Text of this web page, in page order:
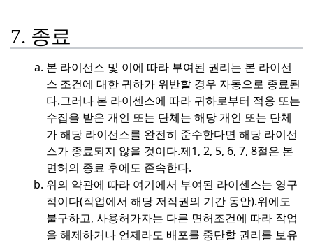
7. 종료
본 라이선스 및 이에 따라 부여된 권리는 본 라이선
스 조건에 대한 귀하가 위반할 경우 자동으로 종료된
다.그러나 본 라이센스에 따라 귀하로부터 적응 또는
수집을 받은 개인 또는 단체는 해당 개인 또는 단체
가 해당 라이선스를 완전히 준수한다면 해당 라이선
스가 종료되지 않을 것이다.제1, 2, 5, 6, 7, 8절은 본
면허의 종료 후에도 존속한다.
위의 약관에 따라 여기에서 부여된 라이센스는 영구
적이다(작업에서 해당 저작권의 기간 동안).위에도
불구하고, 사용허가자는 다른 면허조건에 따라 작업
을 해제하거나 언제라도 배포를 중단할 권리를 보유